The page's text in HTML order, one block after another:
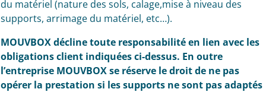
du matériel (nature des sols, calage,mise à niveau des
supports, arrimage du matériel, etc…).
MOUVBOX décline toute responsabilité en lien avec les
obligations client indiquées ci-dessus. En outre
l’entreprise MOUVBOX se réserve le droit de ne pas
opérer la prestation si les supports ne sont pas adaptés